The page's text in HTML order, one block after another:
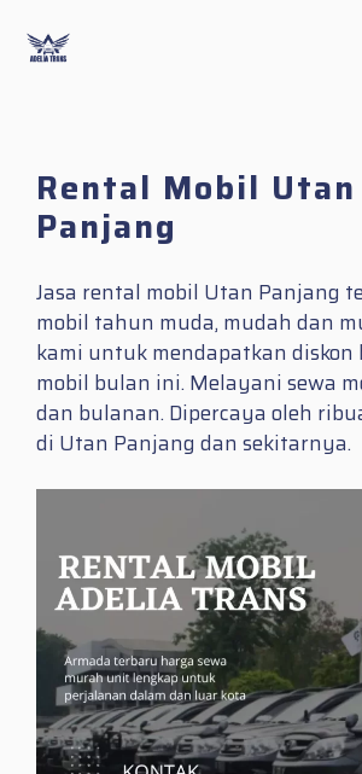
content
Rental Mobil Utan
Panjang
Jasa rental mobil Utan Panjang
mobil tahun muda, mudah dan
kami untuk mendapatkan diskon
mobil bulan ini. Melayani sewa
dan bulanan. Dipercaya oleh
di Utan Panjang dan sekitarnya.